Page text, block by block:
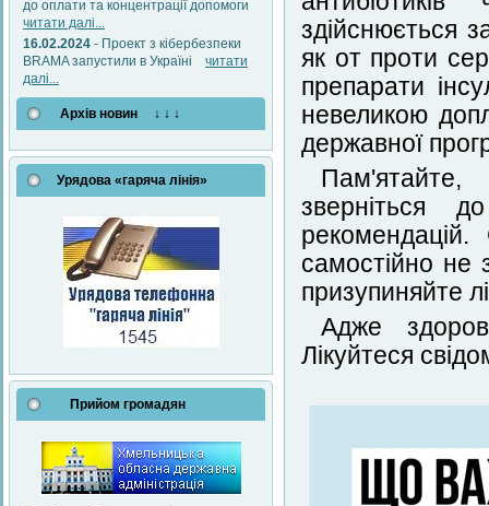
до оплати та концентрації допомоги
читати далі...
16.02.2024 - Проект з кібербезпеки
BRAMA запустили в Україні читати
далі...
Архів новин ↓ ↓ ↓
Урядова «гаряча лінія»
Прийом громадян
здійснюється
як от проти
препарати
невеликою
державної
Пам'ятайте,
зверніться
самостійно не
призупиняйте
Адже
Лікуйтеся